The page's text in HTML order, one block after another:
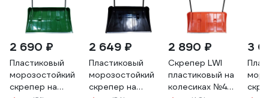
2 690 ₽
Пластиковый
морозостойкий
скрепер на
2 649 ₽
Пластиковый
морозостойкий
скрепер на
2 890 ₽
Скрепер LWI
пластиковый на
колесиках №4
3